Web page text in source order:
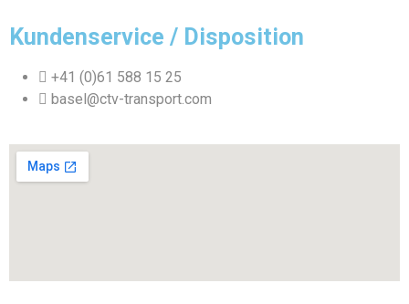
Kundenservice / Disposition
+41 (0)61 588 15 25
basel@ctv-transport.com